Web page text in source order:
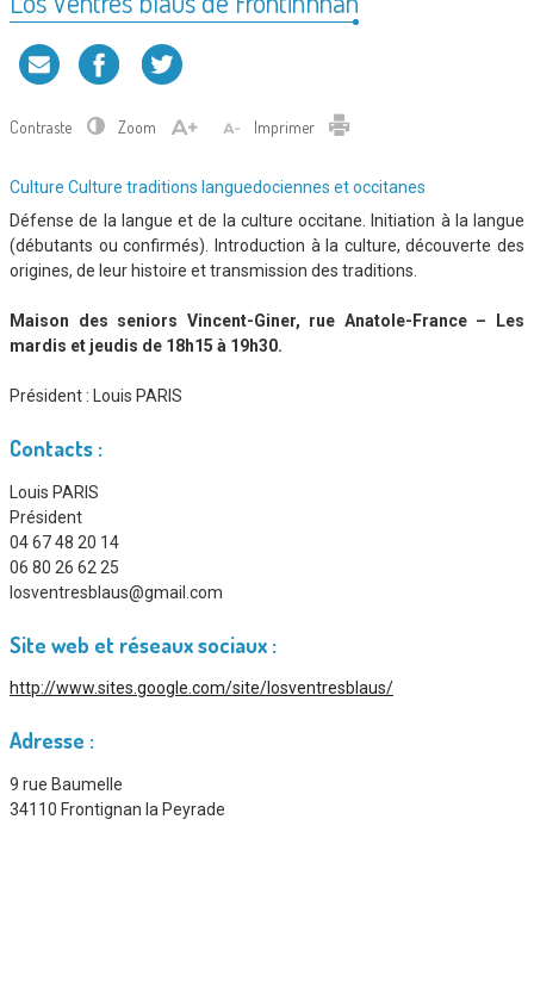
Contraste Zoom Imprimer
Type
d'association
Culture Culture traditions languedociennes et occitanes
Défense de la langue et de la culture occitane. Initiation à la langue
(débutants ou confirmés). Introduction à la culture, découverte des
origines, de leur histoire et transmission des traditions.
Maison des seniors Vincent-Giner, rue Anatole-France – Les
mardis et jeudis de 18h15 à 19h30.
Président : Louis PARIS
Contacts :
Louis PARIS
Président
04 67 48 20 14
06 80 26 62 25
losventresblaus@gmail.com
Site web et réseaux sociaux :
http://www.sites.google.com/site/losventresblaus/
Adresse :
9 rue Baumelle
34110 Frontignan la Peyrade